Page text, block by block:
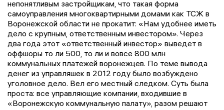
непонятливым застройщикам, что такая форма
самоуправления многоквартирными домами как ТСЖ в
Воронежской области не прокатит: «Нам удобнее иметь
дело с крупным, ответственным инвестором». Через
два года этот «ответственный инвестор» выведет в
оффшоры то ли 500, то ли и вовсе 800 млн
коммунальных платежей воронежцев. По теме вывода
денег из управляшек в 2012 году было возбуждено
уголовное дело. Вел его местный следком. Суть была
проста: все управляющие компании, входившие в
«Воронежскую коммунальную палату», разом решают